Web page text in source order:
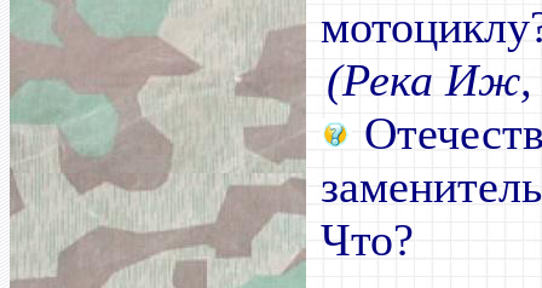
(Река Иж,
Что?